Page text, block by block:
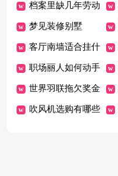
烧？小儿常用的物
理降温法有哪些
档案里缺几年劳动
合同怎么补
梦见装修别墅
客厅南墙适合挂什
么画聚财呢
职场丽人如何动手
制作求职简历
世界羽联拖欠奖金
长达一个月，安赛
吹风机选购有哪些